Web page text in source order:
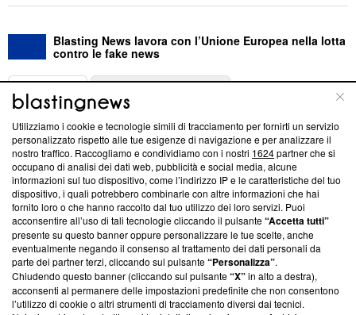
Blasting News lavora con l’Unione Europea nella lotta
contro le fake news
ABOUT
Questa sezione offre informazioni trasparenti su Blasting
News, sui nostri processi editoriali e su come ci impegniamo a
creare news di qualità. Inoltre, afferma la nostra aderenza a
‘Trust Project - News with Integrity’Blasting News non è
ancora membro del programma, ma ha richiesto di farne
parte; Trust Project non ha ancora effettuato una verifica di
conformità agli standard.
Su di noi
Team editoriale
Utilizziamo i cookie e tecnologie simili di tracciamento per fornirti un servizio
personalizzato rispetto alle tue esigenze di navigazione e per analizzare il
nostro traffico. Raccogliamo e condividiamo con i nostri 1624partner che si
occupano di analisi dei dati web, pubblicità e social media, alcune
informazioni sul tuo dispositivo, come l’indirizzo IP e le caratteristiche del tuo
dispositivo, i quali potrebbero combinarle con altre informazioni che hai
fornito loro o che hanno raccolto dal tuo utilizzo dei loro servizi. Puoi
acconsentire all’uso di tali tecnologie cliccando il pulsante“Accetta tutti”
presente su questo banner oppure personalizzare le tue scelte, anche
eventualmente negando il consenso al trattamento dei dati personali da
parte dei partner terzi, cliccando sul pulsante“Personalizza”.
Chiudendo questo banner (cliccando sul pulsante“X”in alto a destra),
acconsenti al permanere delle impostazioni predefinite che non consentono
l’utilizzo di cookie o altri strumenti di tracciamento diversi dai tecnici.